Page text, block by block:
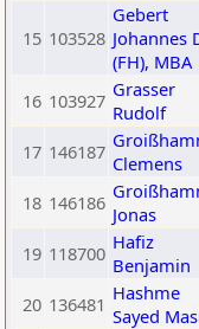
15 103528
Gebert
Johannes
(FH), MBA
16 103927 Grasser
Rudolf
17 146187 Clemens
18 146186 Jonas
19 118700 Hafiz
Benjamin
20 136481 Hashme
Sayed